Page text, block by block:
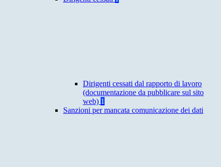
Dirigenti cessati dal rapporto di lavoro
(documentazione da pubblicare sul sito
web) 1
Sanzioni per mancata comunicazione dei dati